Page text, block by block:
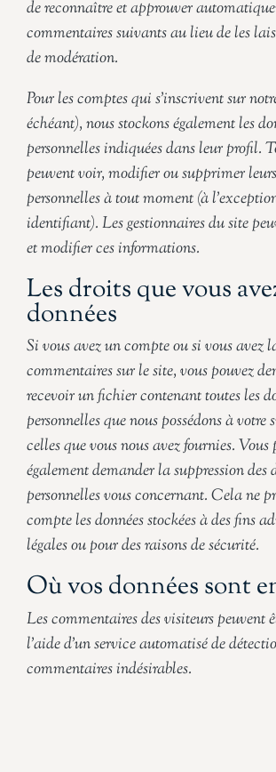
de reconnaître et approuver
commentaires suivants au lieu de les
de modération.
Pour les comptes qui s’inscrivent sur
échéant), nous stockons également les
personnelles indiquées dans leur profil.
peuvent voir, modifier ou supprimer
personnelles à tout moment (à
identifiant). Les gestionnaires du site
et modifier ces informations.
Les droits que vous
données
Si vous avez un compte ou si vous avez
commentaires sur le site, vous pouvez
recevoir un fichier contenant toutes les
personnelles que nous possédons à
celles que vous nous avez fournies. Vous
également demander la suppression des
personnelles vous concernant. Cela ne
compte les données stockées à des fins
légales ou pour des raisons de sécurité.
Où vos données sont
Les commentaires des visiteurs peuvent
l’aide d’un service automatisé de
commentaires indésirables.